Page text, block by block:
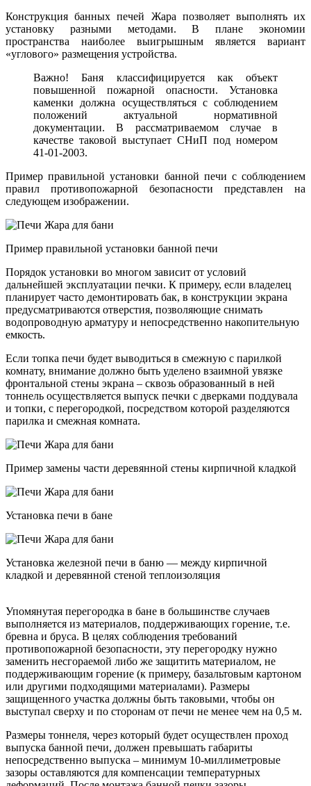
Конструкция банных печей Жара позволяет выполнять их
установку разными методами. В плане экономии
пространства наиболее выигрышным является вариант
«углового» размещения устройства.
Важно! Баня классифицируется как объект
повышенной пожарной опасности. Установка
каменки должна осуществляться с соблюдением
положений актуальной нормативной
документации. В рассматриваемом случае в
качестве таковой выступает СНиП под номером
41-01-2003.
Пример правильной установки банной печи с соблюдением
правил противопожарной безопасности представлен на
следующем изображении.
Пример правильной установки банной печи
Порядок установки во многом зависит от условий
дальнейшей эксплуатации печки. К примеру, если владелец
планирует часто демонтировать бак, в конструкции экрана
предусматриваются отверстия, позволяющие снимать
водопроводную арматуру и непосредственно накопительную
емкость.
Если топка печи будет выводиться в смежную с парилкой
комнату, внимание должно быть уделено взаимной увязке
фронтальной стены экрана – сквозь образованный в ней
тоннель осуществляется выпуск печки с дверками поддувала
и топки, с перегородкой, посредством которой разделяются
парилка и смежная комната.
Пример замены части деревянной стены кирпичной кладкой
Установка печи в бане
Установка железной печи в баню — между кирпичной
кладкой и деревянной стеной теплоизоляция
Упомянутая перегородка в бане в большинстве случаев
выполняется из материалов, поддерживающих горение, т.е.
бревна и бруса. В целях соблюдения требований
противопожарной безопасности, эту перегородку нужно
заменить несгораемой либо же защитить материалом, не
поддерживающим горение (к примеру, базальтовым картоном
или другими подходящими материалами). Размеры
защищенного участка должны быть таковыми, чтобы он
выступал сверху и по сторонам от печи не менее чем на 0,5 м.
Размеры тоннеля, через который будет осуществлен проход
выпуска банной печи, должен превышать габариты
непосредственно выпуска – минимум 10-миллиметровые
зазоры оставляются для компенсации температурных